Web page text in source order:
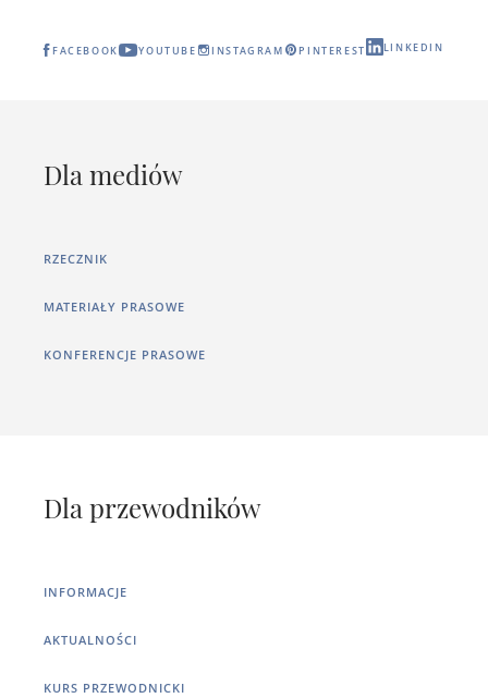
FACEBOOK YOUTUBE INSTAGRAM PINTEREST LINKEDIN
Dla mediów
RZECZNIK
MATERIAŁY PRASOWE
KONFERENCJE PRASOWE
Dla przewodników
INFORMACJE
AKTUALNOŚCI
KURS PRZEWODNICKI